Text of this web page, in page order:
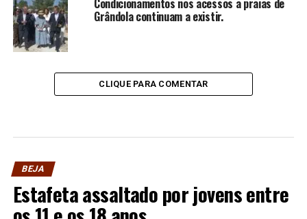
Grândola continuam a existir.
CLIQUE PARA COMENTAR
BEJA
Estafeta assaltado por jovens entre